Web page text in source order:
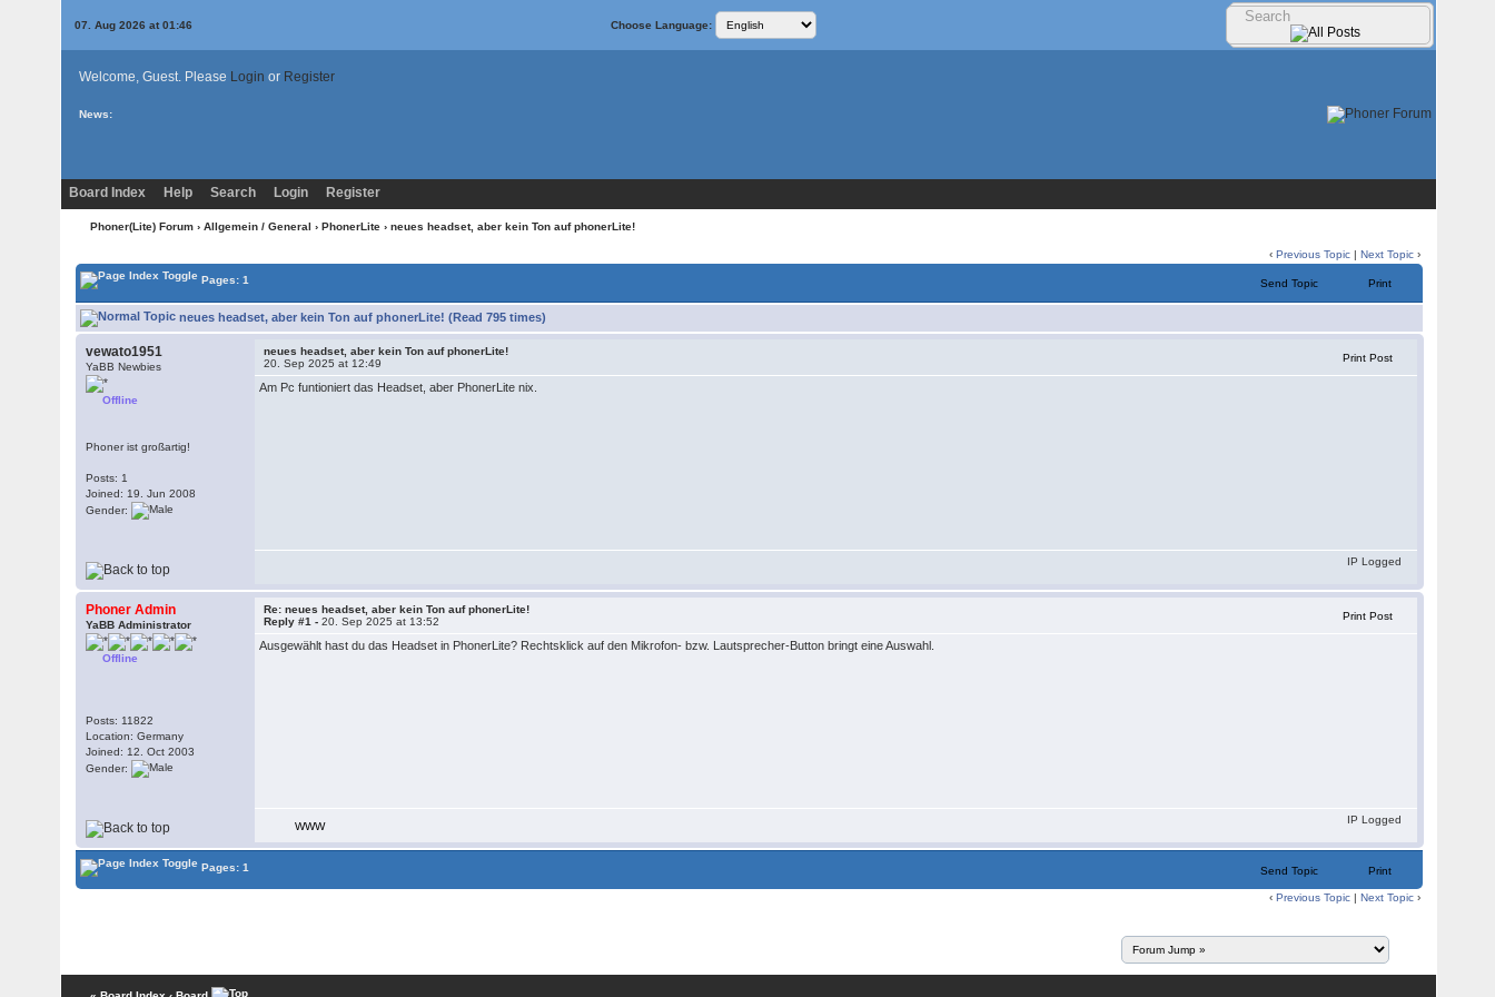
07. Aug 2026 at 01:46 Choose Language:
Welcome, Guest. Please Login or Register
News:
Board Index Help Search Login Register
Phoner(Lite) Forum › Allgemein / General › PhonerLite › neues headset, aber kein Ton auf phonerLite!
‹Previous Topic |Next Topic ›
Pages: 1 Send Topic Print
neues headset, aber kein Ton auf phonerLite! (Read 795 times)
vewato1951
YaBB Newbies
Offline
Phoner ist großartig!
Posts: 1
Joined: 19. Jun 2008
Gender:
neues headset, aber kein Ton auf phonerLite!
20. Sep 2025 at 12:49
Print Post
Am Pc funtioniert das Headset, aber PhonerLite nix.
IP Logged
Phoner Admin
YaBB Administrator
Offline
Posts: 11822
Location: Germany
Joined: 12. Oct 2003
Gender:
Re: neues headset, aber kein Ton auf phonerLite!
Reply #1 -20. Sep 2025 at 13:52 Print Post
Ausgewählt hast du das Headset in PhonerLite? Rechtsklick auf den Mikrofon- bzw. Lautsprecher-Button bringt eine Auswahl.
WWW
IP Logged
Pages: 1 Send Topic Print
‹Previous Topic |Next Topic ›